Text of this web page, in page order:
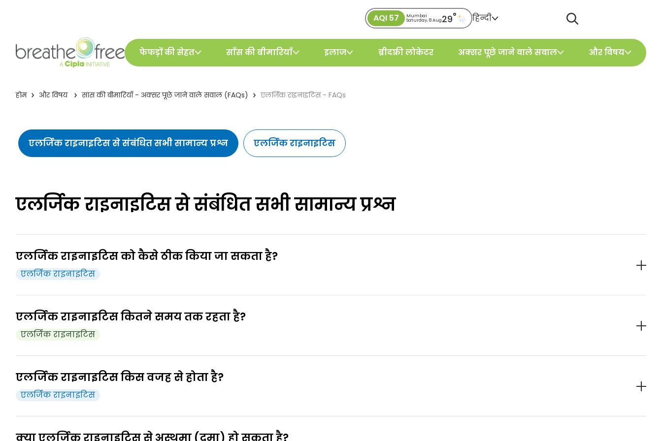
AQI 57 Mumbai
Saturday, 8 Aug29° हिन्दी
फेफड़ों की सेहत साँस की बीमारियाँ इलाज ब्रीदफ़्री लोकेटर अक्सर पूछे जाने वाले सवाल और विषय
होम और विषय सांस की बीमारियाँ - अक्सर पूछे जाने वाले सवाल (FAQs) एलर्जिक राइनाइटिस - FAQs
एलर्जिक राइनाइटिस से संबंधित सभी सामान्य प्रश्न एलर्जिक राइनाइटिस
एलर्जिक राइनाइटिस से संबंधित सभी सामान्य प्रश्न
एलर्जिक राइनाइटिस को कैसे ठीक किया जा सकता है?
एलर्जिक राइनाइटिस
इसका कोई स्थायी इलाज नहीं है, लेकिन आप उन चीजों से बचकर इसे नियंत्रित कर सकते हैं जो एलर्जी को ट्रिगर करती हैं (जैसे परागकण, धूल के कण, फफूंद, पालतू जानवर, या
लकड़ी या आटे की धूल) । इसके अलावा, एंटीहिस्टामाइन, डिकॉन्जेस्टेंट, और नाक में डालने वाले खारे पानी के स्प्रे जैसी दवाओं का उपयोग करके भी इसे काबू में रखा जा सकता है।
एलर्जिक राइनाइटिस कितने समय तक रहता है?
एलर्जिक राइनाइटिस
एलर्जिक राइनाइटिस तब तक बना रहता है जब तक आप एलर्जी पैदा करने वाली चीजों (जैसे परागकण, धूल के कण, या जानवरों) के संपर्क में रहते हैं। हालांकि, दवाइयों की मदद से
इसके लक्षणों को नियंत्रित किया जा सकता है।
एलर्जिक राइनाइटिस किस वजह से होता है?
एलर्जिक राइनाइटिस
एलर्जिक राइनाइटिस एलर्जी करने वाले तत्वों जैसे परागकण, धूल के कण, फफूंद, पालतू जानवरों, या लकड़ी और आटे की धूल के कारण होता है।1
क्या एलर्जिक राइनाइटिस से अस्थमा (दमा) हो सकता है?